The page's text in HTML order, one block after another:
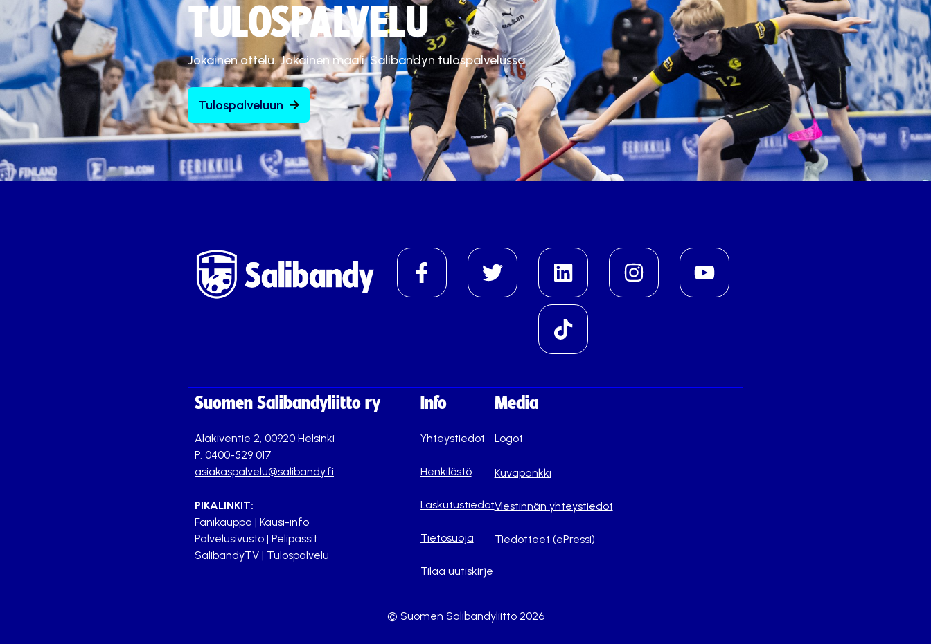
TULOSPALVELU
Jokainen ottelu. Jokainen maali. Salibandyn tulospalvelussa.
Tulospalveluun
Suomen Salibandyliitto ry
Alakiventie 2, 00920 Helsinki
P. 0400-529 017
asiakaspalvelu@salibandy.fi
PIKALINKIT:
Fanikauppa | Kausi-info
Palvelusivusto | Pelipassit
SalibandyTV | Tulospalvelu
Info
Yhteystiedot
Henkilöstö
Laskutustiedot
Tietosuoja
Tilaa uutiskirje
Media
Logot
Kuvapankki
Viestinnän yhteystiedot
Tiedotteet (ePressi)
© Suomen Salibandyliitto 2026